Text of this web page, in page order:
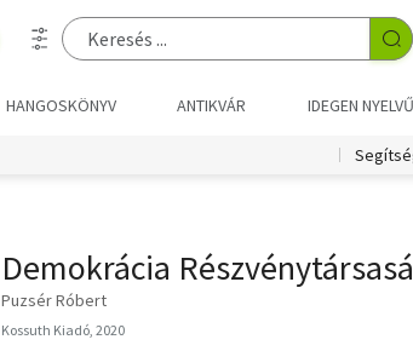
HANGOSKÖNYV ANTIKVÁR IDEGEN NYELVŰ
Demokrácia
Puzsér Róbert
Kossuth Kiadó, 2020